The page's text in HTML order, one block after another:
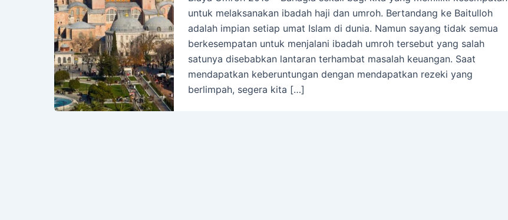
untuk melaksanakan ibadah haji dan umroh. Bertandang ke Baitulloh
adalah impian setiap umat Islam di dunia. Namun sayang tidak semua
berkesempatan untuk menjalani ibadah umroh tersebut yang salah
satunya disebabkan lantaran terhambat masalah keuangan. Saat
mendapatkan keberuntungan dengan mendapatkan rezeki yang
berlimpah, segera kita […]